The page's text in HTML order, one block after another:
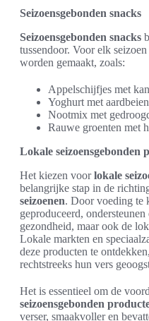
Seizoensgebonden snacks
Seizoensgebonden snacks
tussendoor. Voor elk
worden gemaakt, zoals:
Appelschijfjes met
Yoghurt met
Nootmix met
Rauwe groenten met
Lokale seizoensgebonden
Het kiezen voorlokale
belangrijke stap in de
seizoenen. Door voeding te
geproduceerd,
gezondheid, maar ook de
Lokale markten en
deze producten te
rechtstreeks hun vers
Het is essentieel om de
seizoensgebonden
verser, smaakvoller en